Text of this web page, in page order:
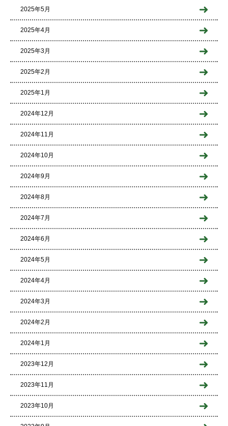
2025年5月
2025年4月
2025年3月
2025年2月
2025年1月
2024年12月
2024年11月
2024年10月
2024年9月
2024年8月
2024年7月
2024年6月
2024年5月
2024年4月
2024年3月
2024年2月
2024年1月
2023年12月
2023年11月
2023年10月